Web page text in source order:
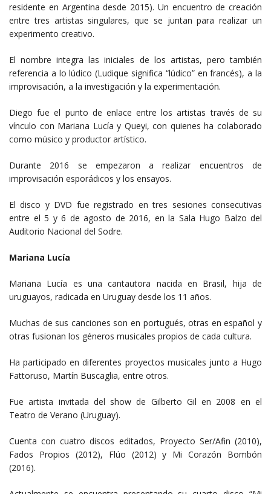
residente en Argentina desde 2015). Un encuentro de creación
entre tres artistas singulares, que se juntan para realizar un
experimento creativo.
El nombre integra las iniciales de los artistas, pero también
referencia a lo lúdico (Ludique significa “lúdico” en francés), a la
improvisación, a la investigación y la experimentación.
Diego fue el punto de enlace entre los artistas través de su
vínculo con Mariana Lucía y Queyi, con quienes ha colaborado
como músico y productor artístico.
Durante 2016 se empezaron a realizar encuentros de
improvisación esporádicos y los ensayos.
El disco y DVD fue registrado en tres sesiones consecutivas
entre el 5 y 6 de agosto de 2016, en la Sala Hugo Balzo del
Auditorio Nacional del Sodre.
Mariana Lucía
Mariana Lucía es una cantautora nacida en Brasil, hija de
uruguayos, radicada en Uruguay desde los 11 años.
Muchas de sus canciones son en portugués, otras en español y
otras fusionan los géneros musicales propios de cada cultura.
Ha participado en diferentes proyectos musicales junto a Hugo
Fattoruso, Martín Buscaglia, entre otros.
Fue artista invitada del show de Gilberto Gil en 2008 en el
Teatro de Verano (Uruguay).
Cuenta con cuatro discos editados, Proyecto Ser/Afin (2010),
Fados Propios (2012), Flúo (2012) y Mi Corazón Bombón
(2016).